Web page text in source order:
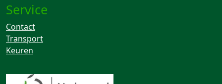
Service
Contact
Transport
Keuren